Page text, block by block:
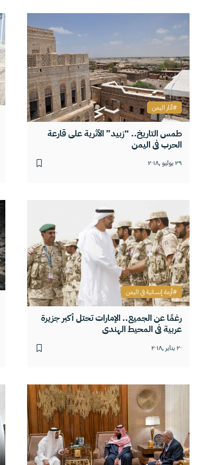
طمس التاريخ.. “زبيد” الأثرية على قارعة
الحرب في اليمن
٢٩ يوليو ,٢٠١٨
آثار اليمن
رغمًا عن الجميع.. الإمارات تحتل أكبر جزيرة
عربية في المحيط الهندي
٢٠ يناير ,٢٠١٨
أزمة إنسانية في اليمن